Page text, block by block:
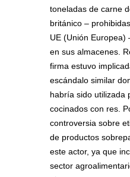
toneladas de carne
británico –
UE (Unión Europea)
en sus almacenes.
firma estuvo
escándalo similar
habría sido utilizada
cocinados con res.
controversia sobre
de productos
este actor, ya que
sector